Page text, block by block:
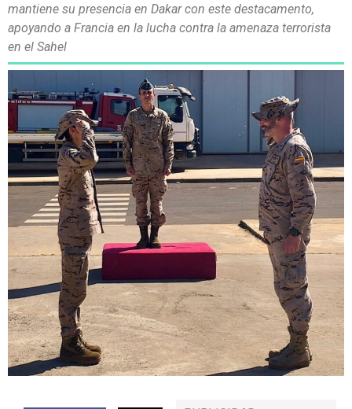
mantiene su presencia en Dakar con este destacamento,
apoyando a Francia en la lucha contra la amenaza terrorista
en el Sahel